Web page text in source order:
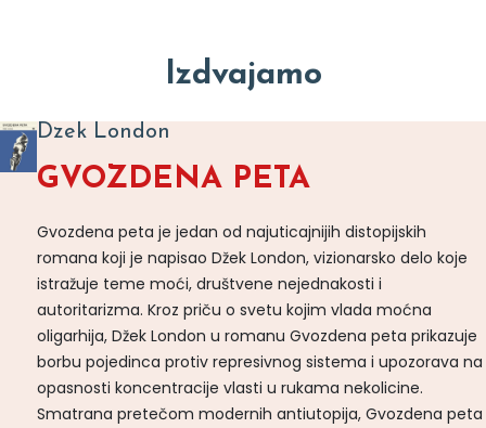
Izdvajamo
Dzek London
GVOZDENA PETA
Gvozdena peta je jedan od najuticajnijih distopijskih
romana koji je napisao Džek London, vizionarsko delo koje
istražuje teme moći, društvene nejednakosti i
autoritarizma. Kroz priču o svetu kojim vlada moćna
oligarhija, Džek London u romanu Gvozdena peta prikazuje
borbu pojedinca protiv represivnog sistema i upozorava na
opasnosti koncentracije vlasti u rukama nekolicine.
Smatrana pretečom modernih antiutopija, Gvozdena peta